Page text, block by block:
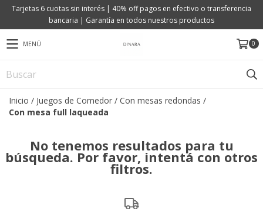
Tarjetas 6 cuotas sin interés | 40% off pagos en efectivo o transferencia
bancaria | Garantía en todos nuestros productos
MENÚ 0
Inicio / Juegos de Comedor / Con mesas redondas /
Con mesa full laqueada
No tenemos resultados para tu
búsqueda. Por favor, intentá con otros
filtros.